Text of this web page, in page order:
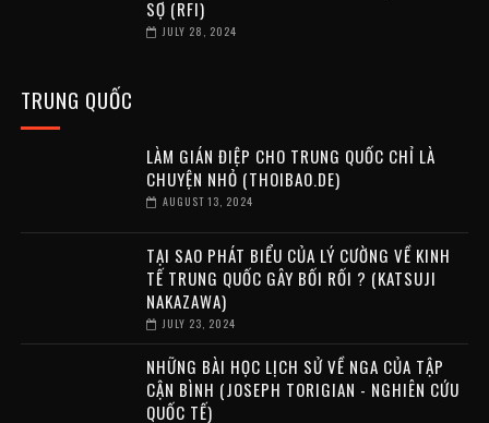
SỢ (RFI)
JULY 28, 2024
TRUNG QUỐC
LÀM GIÁN ĐIỆP CHO TRUNG QUỐC CHỈ LÀ
CHUYỆN NHỎ (THOIBAO.DE)
AUGUST 13, 2024
TẠI SAO PHÁT BIỂU CỦA LÝ CƯỜNG VỀ KINH
TẾ TRUNG QUỐC GÂY BỐI RỐI ? (KATSUJI
NAKAZAWA)
JULY 23, 2024
NHỮNG BÀI HỌC LỊCH SỬ VỀ NGA CỦA TẬP
CẬN BÌNH (JOSEPH TORIGIAN - NGHIÊN CỨU
QUỐC TẾ)